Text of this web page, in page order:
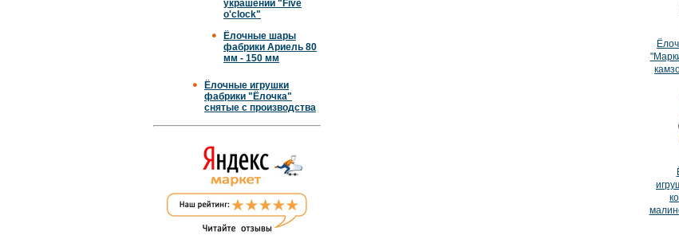
украшений "Five
o'clock"
Ёлочные шары
фабрики Ариель 80
мм - 150 мм
Ёлочные игрушки
фабрики "Ёлочка"
снятые с производства